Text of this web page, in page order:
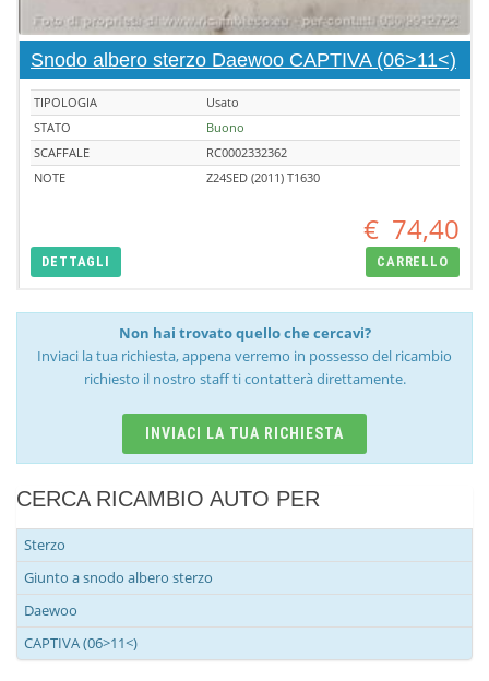
Snodo albero sterzo Daewoo CAPTIVA (06>11<)
TIPOLOGIA
Usato
STATO
Buono
SCAFFALE
RC0002332362
NOTE
Z24SED (2011) T1630
€ 74,40
DETTAGLI CARRELLO
Non hai trovato quello che cercavi?
Inviaci la tua richiesta, appena verremo in possesso del ricambio
richiesto il nostro staff ti contatterà direttamente.
INVIACI LA TUA RICHIESTA
CERCA RICAMBIO AUTO PER
Sterzo
Giunto a snodo albero sterzo
Daewoo
CAPTIVA (06>11<)